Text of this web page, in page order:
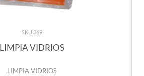
SKU 369
LIMPIA VIDRIOS
LIMPIA VIDRIOS